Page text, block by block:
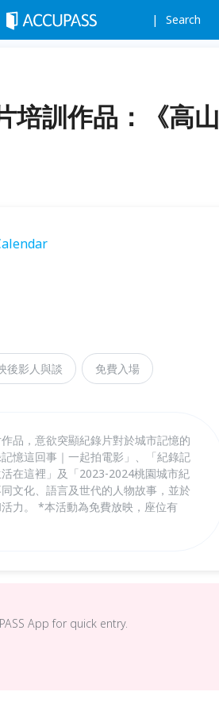
Search
培訓作品：《高山
後影人與談 免費入場
品，意欲突顯紀錄片對於城市記憶的
憶這回事｜一起拍電影」、「紀錄記
在這裡」及「2023-2024桃園城市紀
文化、語言及世代的人物故事，並於
力。 *本活動為免費放映，座位有
App for quick entry.